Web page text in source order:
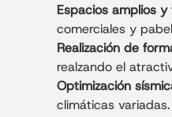
Espacios amplios y
comerciales y
Realización de
realzando el
Optimización
climáticas variadas.